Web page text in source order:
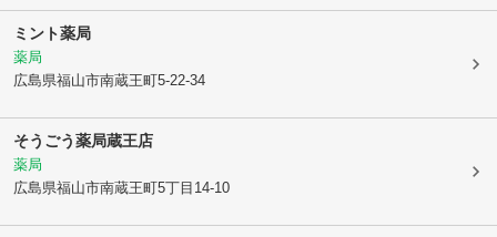
ミント薬局
薬局
広島県福山市南蔵王町5-22-34
そうごう薬局蔵王店
薬局
広島県福山市南蔵王町5丁目14-10